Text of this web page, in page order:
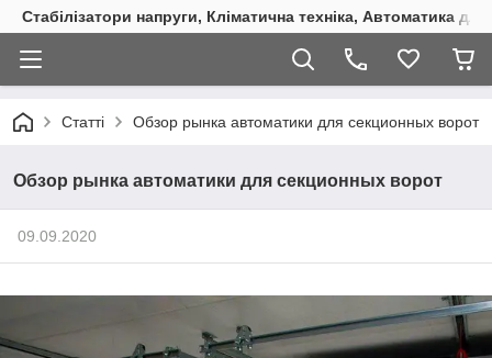
Стабілізатори напруги, Кліматична техніка, Автоматика
Статті Обзор рынка автоматики для секционных ворот
Обзор рынка автоматики для секционных ворот
09.09.2020